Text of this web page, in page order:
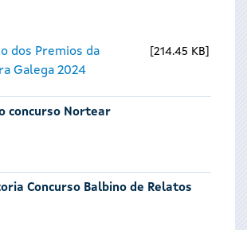
dos Premios da
Galega 2024
214.45 KB
concurso Nortear
Concurso Balbino de Relatos